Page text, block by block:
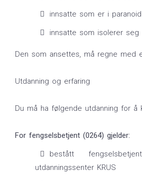
innsatte som er i
innsatte som isolerer
Den som ansettes, må regne med
Utdanning og erfaring
Du må ha følgende utdanning for å
For fengselsbetjent (0264) gjelder:
bestått
utdanningssenter KRUS